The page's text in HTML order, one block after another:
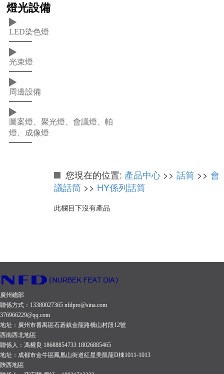
燈光設備
LED染色燈
光束燈
周邊設備
圖案燈、聚光燈、會議燈、帕
燈、成像燈
您現在的位置: 產品中心>> 話筒>> 會
議話筒>> HY係列話筒
此欄目下沒有產品
廣州總部
聯係方式：13380027365 nfdpro@sina.com
376966229@qq.com
地址：廣州市番禺區石碁鎮金龍路橋山村段12號
西南西北地區
聯係人：馮權良 18688854733 18026885465
地址：成都市金牛區鳳凰山街道紅星美凱龍D棟1011-1013
陝西地區